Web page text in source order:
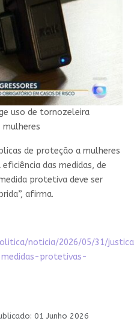
uso de tornozeleira
mulheres
de proteção a mulheres
das medidas, de
protetiva deve ser
afirma.
noticia/2026/05/31/
protetivas-
01 Junho 2026